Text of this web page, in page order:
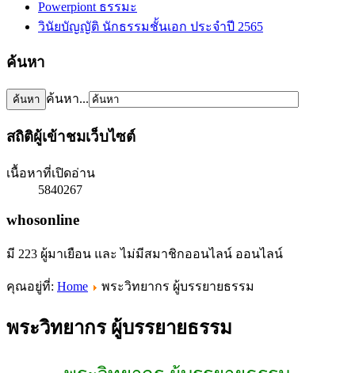
Powerpiont ธรรมะ
วินัยบัญญัติ นักธรรมชั้นเอก ประจำปี 2565
ค้นหา
ค้นหา...
สถิติผู้เข้าชมเว็บไซต์
เนื้อหาที่เปิดอ่าน
5840267
whosonline
มี 223 ผู้มาเยือน และ ไม่มีสมาชิกออนไลน์ ออนไลน์
คุณอยู่ที่: Home พระวิทยากร ผู้บรรยายธรรม
พระวิทยากร ผู้บรรยายธรรม